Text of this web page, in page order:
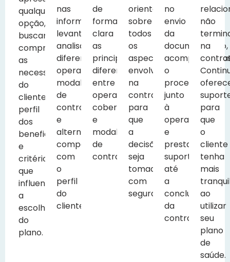
qualquer
opção,
buscamos
compreender
as
necessidades
do
cliente,
perfil
dos
beneficiários
e
critérios
que
influenciam
a
escolha
do
plano.
nas
informações
levantadas,
analisamos
diferentes
operadoras,
modalidades
de
contratação
e
alternativas
compatíveis
com
o
perfil
do
cliente.
de
forma
clara
as
principais
diferenças
entre
operadoras,
coberturas
e
modalidades
de
contratação.
orientamos
sobre
todos
os
aspectos
envolvidos
na
contratação
para
que
a
decisão
seja
tomada
com
segurança.
no
envio
da
documentação,
o
processo
junto
à
operadora
e
prestamos
suporte
até
a
conclusão
da
contratação.
não
na
para
que
o
cliente
tenha
mais
ao
utilizar
seu
plano
de
saúde.